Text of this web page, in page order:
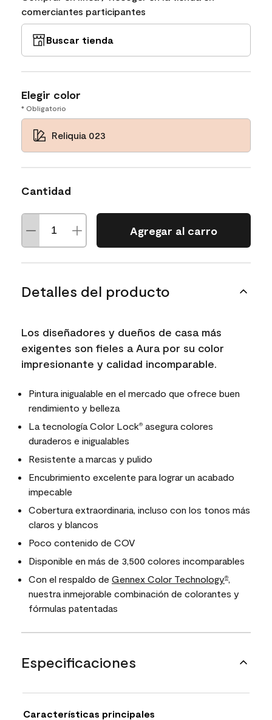
comerciantes participantes
Buscar tienda
Elegir color
* Obligatorio
Reliquia 023
Cantidad
Agregar al carro
Detalles del producto
Los diseñadores y dueños de casa más
exigentes son fieles a Aura por su color
impresionante y calidad incomparable.
Pintura inigualable en el mercado que ofrece buen
rendimiento y belleza
La tecnología Color Lock® asegura colores
duraderos e inigualables
Resistente a marcas y pulido
Encubrimiento excelente para lograr un acabado
impecable
Cobertura extraordinaria, incluso con los tonos más
claros y blancos
Poco contenido de COV
Disponible en más de 3,500 colores incomparables
Con el respaldo de Gennex Color Technology®,
nuestra inmejorable combinación de colorantes y
fórmulas patentadas
Especificaciones
Características principales